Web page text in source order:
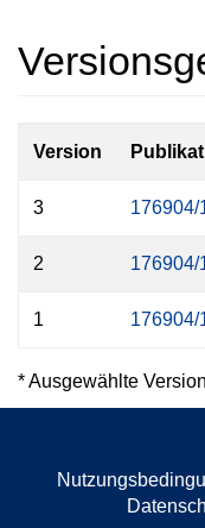
Version
3 176904/
2 176904/
1 176904/
* Ausgewählte